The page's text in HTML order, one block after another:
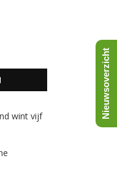
wint vijf
Nieuwsoverzicht